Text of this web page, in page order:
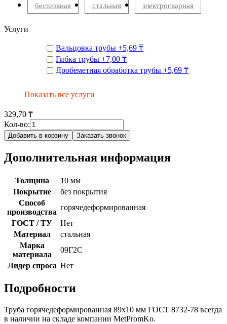
бесшовная стальная электросварная
Услуги
Вальцовка трубы +5,69 ₸
Гибка трубы +7,00 ₸
Дробеметная обработка трубы +5,69 ₸
Показать все услуги
329,70 ₸
Кол-во:
Добавить в корзину Заказать звонок
Дополнительная информация
Толщина
10 мм
Покрытие
без покрытия
Способ
производства
горячедеформированная
ГОСТ / ТУ
Нет
Материал
стальная
Марка
материала
09Г2С
Лидер спроса Нет
Подробности
Труба горячедеформированная 89х10 мм ГОСТ 8732-78 всегда
в наличии на складе компании MetPromKo.